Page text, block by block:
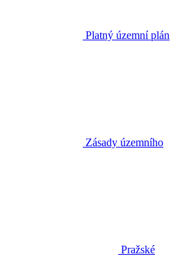
Platný územní plán
Zásady územního
Pražské